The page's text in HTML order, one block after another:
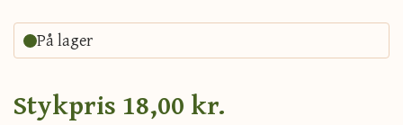
På lager
Stykpris 18,00 kr.